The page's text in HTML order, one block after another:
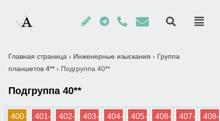
Главная страница › Инженерные изыскания › Группа
планшетов 4** › Подгруппа 40**
Подгруппа 40**
400-
401-
402-
403-
404-
405-
406-
407-
408-